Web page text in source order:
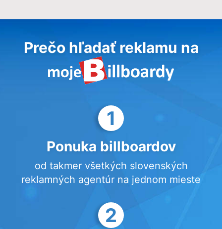
Prečo hľadať reklamu na
1
Ponuka billboardov
od takmer všetkých slovenských
reklamných agentúr na jednom mieste
2